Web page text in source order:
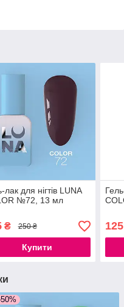
лак для нігтів LUNA
№72, 13 мл
₴ 250 ₴
Купити
125